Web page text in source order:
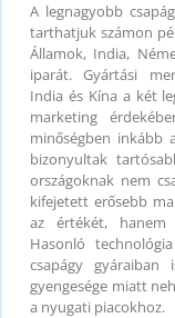
A legnagyobb
tarthatjuk számon
Államok, India,
iparát. Gyártási
India és Kína a két
marketing
minőségben inkább
bizonyultak
országoknak nem
kifejetett erősebb
az értékét, hanem
Hasonló
csapágy
gyengesége miatt
a nyugati piacokhoz.